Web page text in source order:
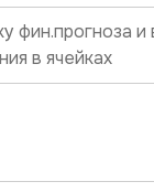
фин.прогноза
в ячейках